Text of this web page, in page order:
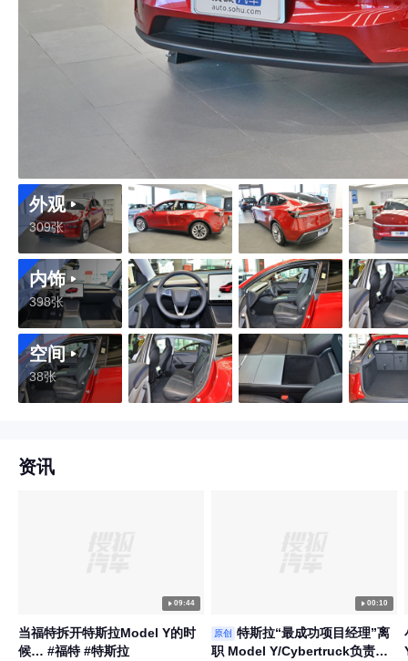
外观
309张
内饰
398张
空间
38张
资讯
09:44
当福特拆开特斯拉Model Y的时
候… #福特 #特斯拉
00:10
原创
特斯拉“最成功项目经理”离
职 Model Y/Cyber​​truck负责人